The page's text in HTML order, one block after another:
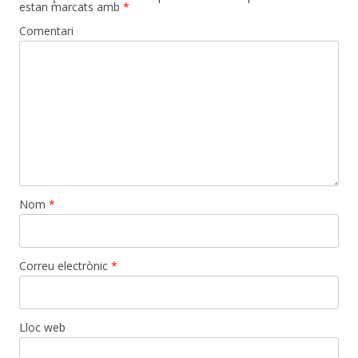
estan marcats amb *
Comentari
Nom *
Correu electrònic *
Lloc web